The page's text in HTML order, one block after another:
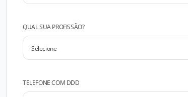
QUAL SUA PROFISSÃO?
TELEFONE COM DDD